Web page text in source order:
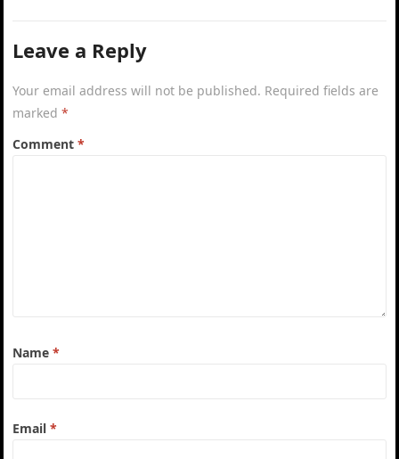
Leave a Reply
Your email address will not be published. Required fields are
marked*
Comment*
Name*
Email*